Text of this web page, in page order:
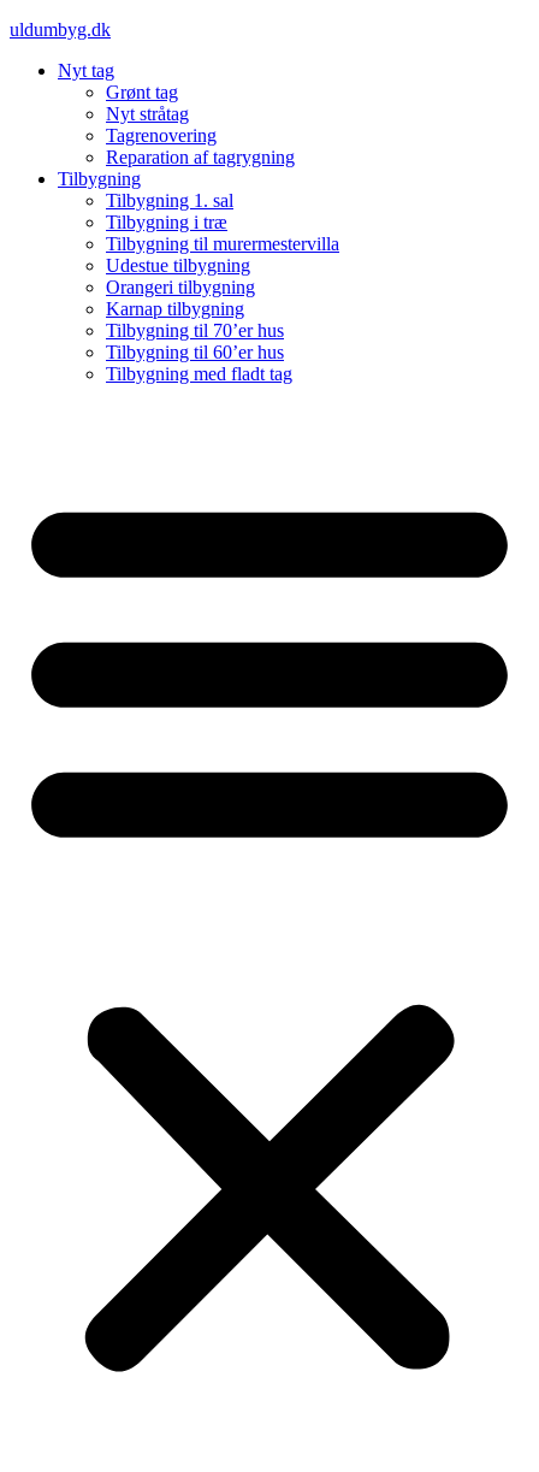
Videre
indhold
uldumbyg.dk
Nyt tag
Grønt tag
Nyt stråtag
Tagrenovering
Reparation af tagrygning
Tilbygning
Tilbygning 1. sal
Tilbygning i træ
Tilbygning til murermestervilla
Udestue tilbygning
Orangeri tilbygning
Karnap tilbygning
Tilbygning til 70’er hus
Tilbygning til 60’er hus
Tilbygning med fladt tag